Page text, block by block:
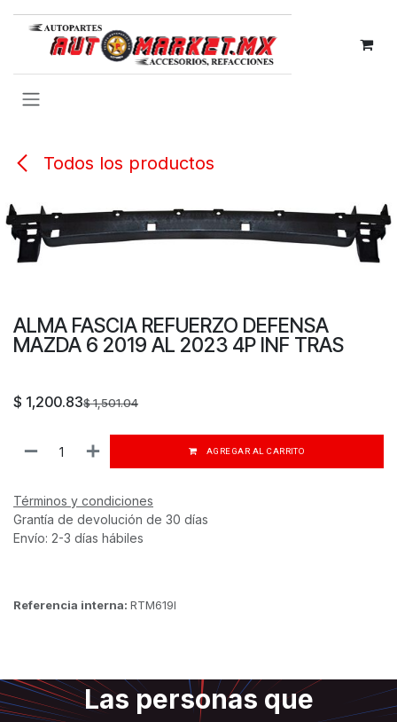
Todos los productos
ALMA FASCIA REFUERZO DEFENSA
MAZDA 6 2019 AL 2023 4P INF TRAS
$ 1,200.83$1,501.04
AGREGAR AL CARRITO
Términos y condiciones
Grantía de devolución de 30 días
Envío: 2-3 días hábiles
Referencia interna: RTM619I
Las personas que